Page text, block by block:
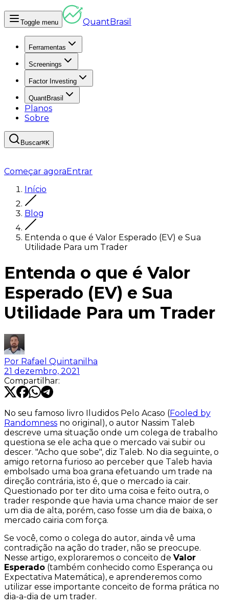
Toggle menu QuantBrasil
Ferramentas
Screenings
Factor Investing
QuantBrasil
Planos
Sobre
Buscar⌘K
Começar agoraEntrar
Início
Blog
Entenda o que é Valor Esperado (EV) e Sua
Utilidade Para um Trader
Entenda o que é Valor
Esperado (EV) e Sua
Utilidade Para um Trader
Por Rafael Quintanilha
21 dezembro, 2021
Compartilhar:
No seu famoso livro Iludidos Pelo Acaso (Fooled by
Randomness no original), o autor Nassim Taleb
descreve uma situação onde um colega de trabalho
questiona se ele acha que o mercado vai subir ou
descer. "Acho que sobe", diz Taleb. No dia seguinte, o
amigo retorna furioso ao perceber que Taleb havia
embolsado uma boa grana efetuando um trade na
direção contrária, isto é, que o mercado ia cair.
Questionado por ter dito uma coisa e feito outra, o
trader responde que havia uma chance maior de ser
um dia de alta, porém, caso fosse um dia de baixa, o
mercado cairia com força.
Se você, como o colega do autor, ainda vê uma
contradição na ação do trader, não se preocupe.
Nesse artigo, exploraremos o conceito de Valor
Esperado (também conhecido como Esperança ou
Expectativa Matemática), e aprenderemos como
utilizar esse importante conceito de forma prática no
dia-a-dia de um trader.